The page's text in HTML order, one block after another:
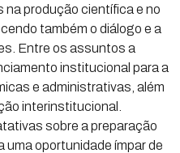
produção científica e no
também o diálogo e a
Entre os assuntos a
institucional para a
e administrativas, além
interinstitucional.
sobre a preparação
uma oportunidade ímpar de